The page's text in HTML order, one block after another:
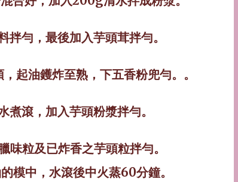
拌勻，最後加入芋頭茸拌勻。
起油鑊炸至熟，下五香粉兜勻。。
煮滾，加入芋頭粉漿拌勻。
味粒及已炸香之芋頭粒拌勻。
模中 ， 水滾後中火蒸60分鐘。